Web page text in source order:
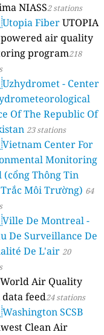
NIASS2 stations
Utopia FiberUTOPIA
air quality
program218
Uzhydromet - Center
Of The Republic Of
23 stations
Vietnam Center For
Monitoring
(cổng Thông Tin
Môi Trường) 64
Ville De Montreal -
De Surveillance De
De L'air 20
World Air Quality
feed24 stations
Washington SCSB
Clean Air